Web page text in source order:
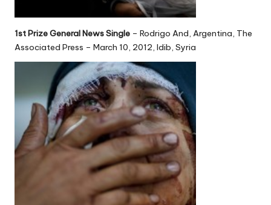
1st Prize General News Single – Rodrigo And, Argentina, The
Associated Press – March 10, 2012, Idib, Syria